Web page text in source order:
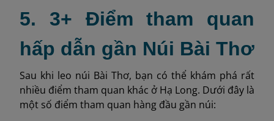
5. 3+ Điểm tham quan
hấp dẫn gần Núi Bài Thơ
Sau khi leo núi Bài Thơ, bạn có thể khám phá rất
nhiều điểm tham quan khác ở Hạ Long. Dưới đây là
một số điểm tham quan hàng đầu gần núi: